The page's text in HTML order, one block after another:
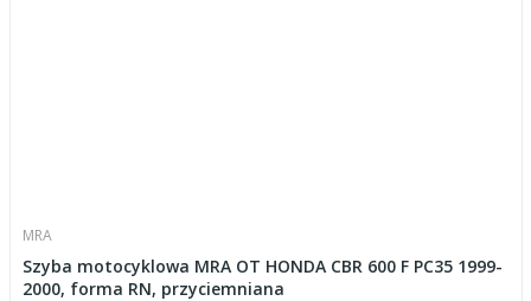
MRA
Szyba motocyklowa MRA OT HONDA CBR 600 F PC35 1999-
2000, forma RN, przyciemniana